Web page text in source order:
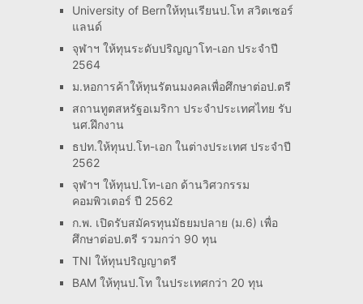
University of Bernให้ทุนเรียนป.โท สวิตเซอร์
แลนด์
จุฬาฯ ให้ทุนระดับปริญญาโท-เอก ประจำปี
2564
ม.หอการค้าให้ทุนรัตนมงคลเพื่อศึกษาต่อป.ตรี
สถานทูตสหรัฐอเมริกา ประจำประเทศไทย รับ
นศ.ฝึกงาน
ธปท.ให้ทุนป.โท-เอก ในต่างประเทศ ประจำปี
2562
จุฬาฯ ให้ทุนป.โท-เอก ด้านวิศวกรรม
คอมพิวเตอร์ ปี 2562
ก.พ. เปิดรับสมัครทุนมัธยมปลาย (ม.6) เพื่อ
ศึกษาต่อป.ตรี รวมกว่า 90 ทุน
TNI ให้ทุนปริญญาตรี
BAM ให้ทุนป.โท ในประเทศกว่า 20 ทุน